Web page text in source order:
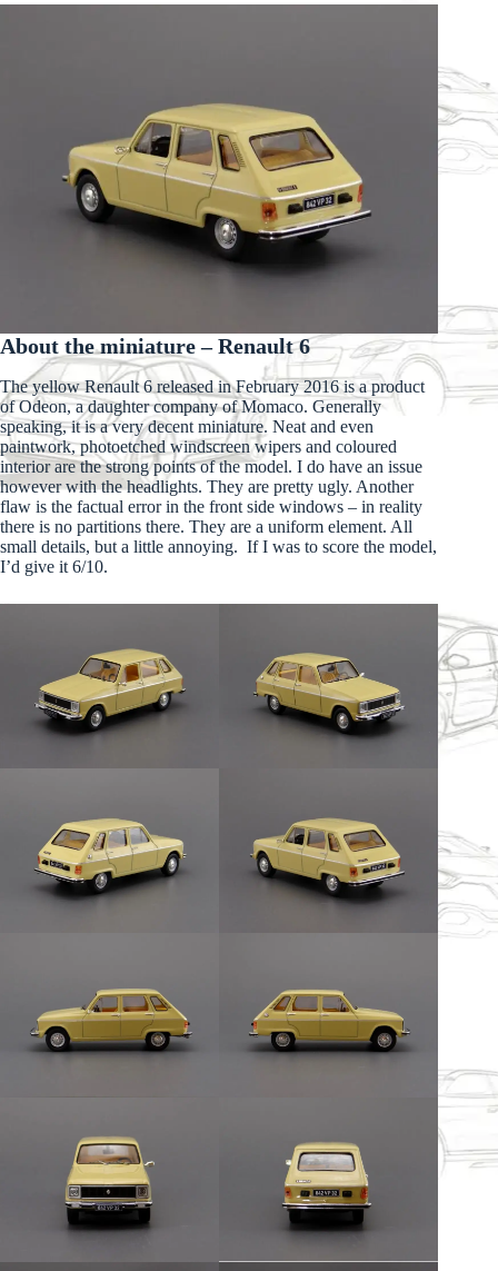
About the miniature – Renault 6
The yellow Renault 6 released in February 2016 is a product
of Odeon, a daughter company of Momaco. Generally
speaking, it is a very decent miniature. Neat and even
paintwork, photoetched windscreen wipers and coloured
interior are the strong points of the model. I do have an issue
however with the headlights. They are pretty ugly. Another
flaw is the factual error in the front side windows – in reality
there is no partitions there. They are a uniform element. All
small details, but a little annoying. If I was to score the model,
I’d give it 6/10.